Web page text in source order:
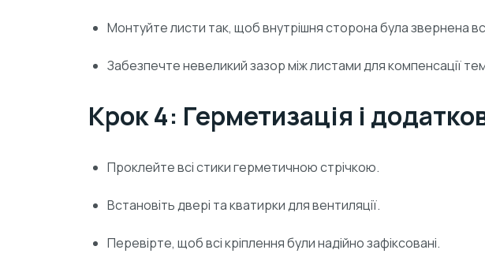
Монтуйте листи так, щоб внутрішня сторона була звернена
Забезпечте невеликий зазор між листами для компенсації
Крок 4: Герметизація і
Проклейте всі стики герметичною стрічкою.
Встановіть двері та кватирки для вентиляції.
Перевірте, щоб всі кріплення були надійно зафіксовані.